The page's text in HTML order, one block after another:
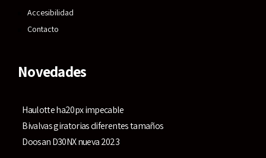
Accesibilidad
Contacto
Novedades
Haulotte ha20px impecable
Bivalvas giratorias diferentes tamaños
Doosan D30NX nueva 2023